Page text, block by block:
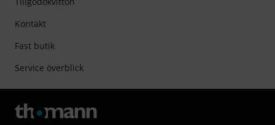
Kontakt
Fast butik
Service överblick